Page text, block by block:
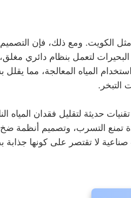
الكويت. ومع ذلك، فإن التصميم
لتعمل بنظام دائري
المياه المعالجة، مما يقلل
التبخر.
حديثة لتقليل فقدان المياه
تمنع التسرب، وتصميم أنظمة
صناعية لا تقتصر على كونها